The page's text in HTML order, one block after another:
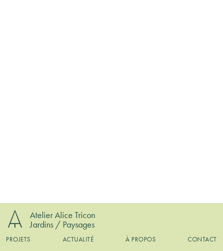
Atelier Alice Tricon
Jardins / Paysages
PROJETS ACTUALITÉ À PROPOS CONTACT